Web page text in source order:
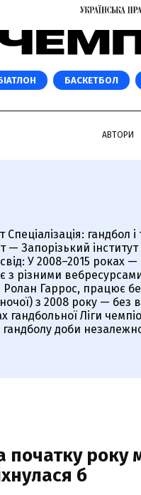
БАСКЕТБОЛ
АВТОРИ
гандбол
Запорізький
У 2008–2015 роках
різними
Гаррос, працює
з 2008 року —
Ліги
гандболу доби
початку року
б